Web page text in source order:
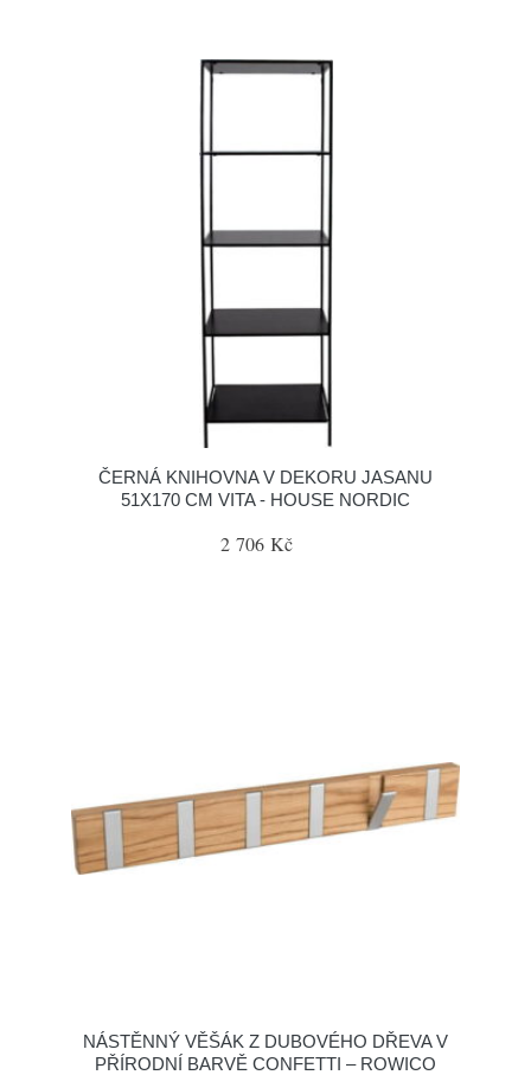
ČERNÁ KNIHOVNA V DEKORU JASANU
51X170 CM VITA - HOUSE NORDIC
2 706 Kč
NÁSTĚNNÝ VĚŠÁK Z DUBOVÉHO DŘEVA V
PŘÍRODNÍ BARVĚ CONFETTI – ROWICO